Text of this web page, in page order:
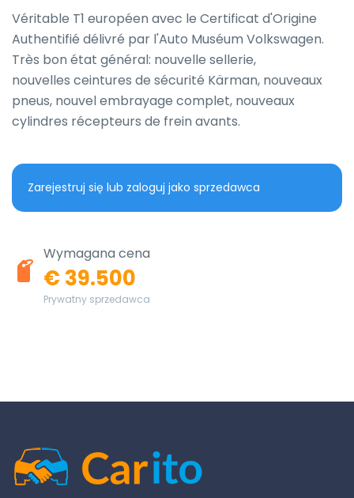
Véritable T1 européen avec le Certificat d'Origine
Authentifié délivré par l'Auto Muséum Volkswagen.
Très bon état général: nouvelle sellerie,
nouvelles ceintures de sécurité Kärman, nouveaux
pneus, nouvel embrayage complet, nouveaux
cylindres récepteurs de frein avants.
Zarejestruj się lub zaloguj jako sprzedawca
Wymagana cena
€ 39.500
Prywatny sprzedawca